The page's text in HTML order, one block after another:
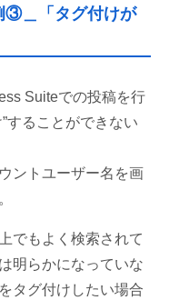
③＿「タグ付けが
Suiteでの投稿を行
することができない
ントユーザー名を画
でもよく検索されて
明らかになっていな
タグ付けしたい場合